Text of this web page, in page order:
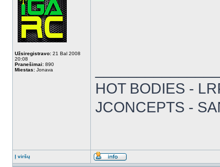
Užsiregistravo: 21 Bal 2008
20:08
Pranešimai: 890
Miestas: Jonava
HOT BODIES -
JCONCEPTS -
Į viršų